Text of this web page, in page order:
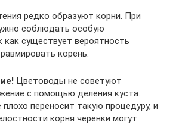
редко образуют корни. При
соблюдать особую
существует вероятность
корень.
Цветоводы не советуют
с помощью деления куста.
плохо переносит такую процедуру, и
корня черенки могут